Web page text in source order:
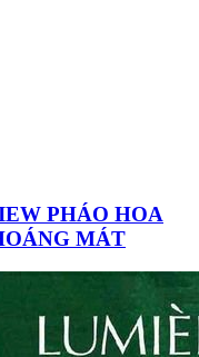
PHÁO HOA
MÁT